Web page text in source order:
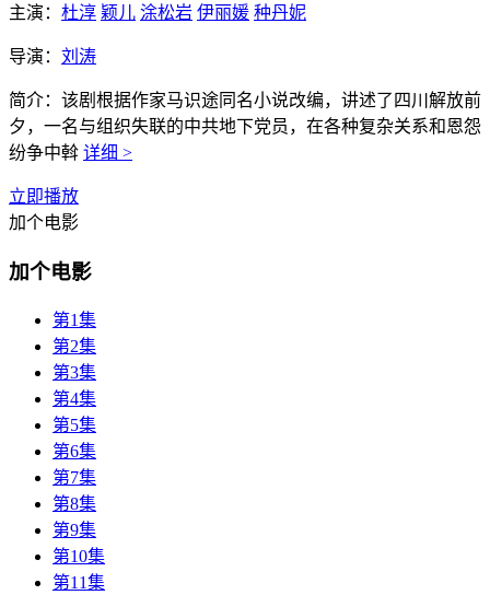
主演： 杜淳 颖儿 涂松岩 伊丽媛 种丹妮
导演： 刘涛
简介： 该剧根据作家马识途同名小说改编，讲述了四川解放前
夕，一名与组织失联的中共地下党员，在各种复杂关系和恩怨
纷争中斡 详细 >
立即播放
加个电影
加个电影
第1集
第2集
第3集
第4集
第5集
第6集
第7集
第8集
第9集
第10集
第11集